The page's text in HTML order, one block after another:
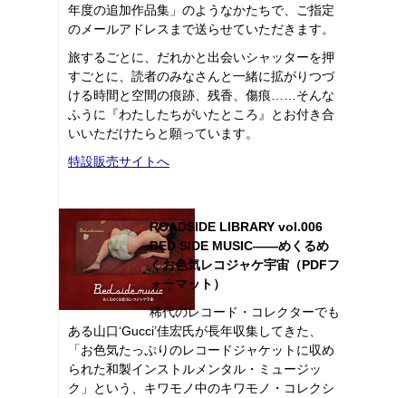
年度の追加作品集」のようなかたちで、ご指定
のメールアドレスまで送らせていただきます。
旅するごとに、だれかと出会いシャッターを押
すごとに、読者のみなさんと一緒に拡がりつづ
ける時間と空間の痕跡、残香、傷痕……そんな
ふうに『わたしたちがいたところ』とお付き合
いいただけたらと願っています。
特設販売サイトへ
ROADSIDE LIBRARY vol.006
BED SIDE MUSIC――めくるめ
くお色気レコジャケ宇宙（PDFフ
ォーマット）
稀代のレコード・コレクターでも
ある山口‘Gucci’佳宏氏が長年収集してきた、
「お色気たっぷりのレコードジャケットに収め
られた和製インストルメンタル・ミュージッ
ク」という、キワモノ中のキワモノ・コレクシ